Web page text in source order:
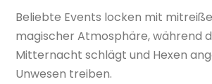
Beliebte Events locken mit
magischer Atmosphäre, während
Mitternacht schlägt und Hexen
Unwesen treiben.